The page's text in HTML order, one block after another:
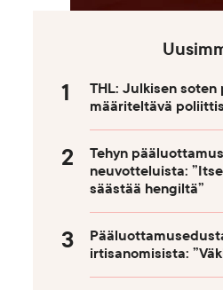
THL: Julkisen
määriteltävä
Tehyn
neuvotteluista:
säästää hengiltä”
irtisanomisista: